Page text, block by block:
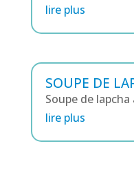
lire plus
SOUPE DE
Soupe de lapcha
lire plus